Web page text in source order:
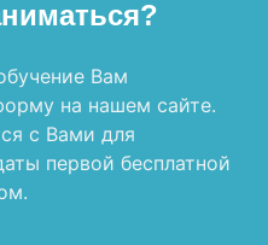
Вам
на нашем сайте.
с Вами для
первой бесплатной